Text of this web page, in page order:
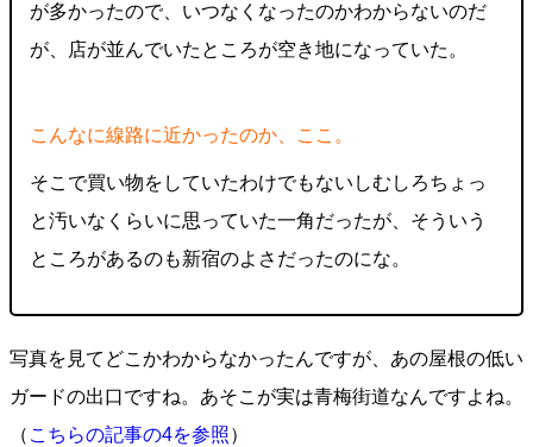
が多かったので、いつなくなったのかわからないのだ
が、店が並んでいたところが空き地になっていた。
こんなに線路に近かったのか、ここ。
そこで買い物をしていたわけでもないしむしろちょっ
と汚いなくらいに思っていた一角だったが、そういう
ところがあるのも新宿のよさだったのにな。
写真を見てどこかわからなかったんですが、あの屋根の低い
ガードの出口ですね。あそこが実は青梅街道なんですよね。
（ こちらの記事の4を参照）